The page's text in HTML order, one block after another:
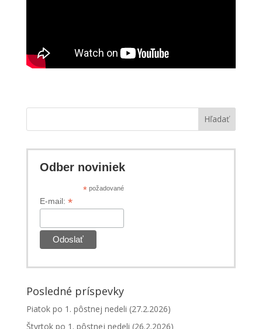
Hľadať
Odber noviniek
*požadované
E-mail: *
Posledné príspevky
Piatok po 1. pôstnej nedeli (27.2.2026)
Štvrtok po 1. pôstnej nedeli (26.2.2026)